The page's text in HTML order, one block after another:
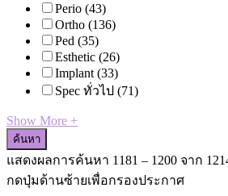
Perio (43)
Ortho (136)
Ped (35)
Esthetic (26)
Implant (33)
Spec ทั่วไป (71)
Show More +
ค้นหา
แสดงผลการค้นหา 1181 – 1200 จาก
กดปุ่มด้านซ้ายเพื่อกรองประกาศ